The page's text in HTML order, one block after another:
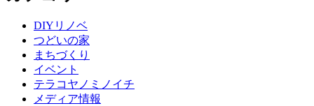
DIYリノベ
つどいの家
まちづくり
イベント
テラコヤノミノイチ
メディア情報